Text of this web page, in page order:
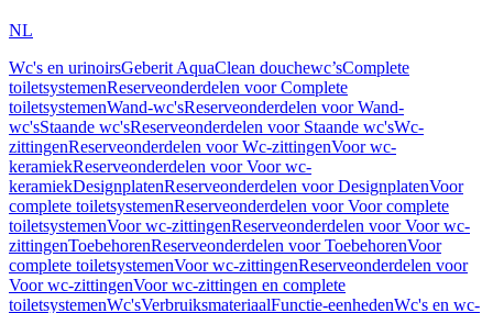
NL
Wc's en urinoirsGeberit AquaClean douchewc’sComplete
toiletsystemenReserveonderdelen voor Complete
toiletsystemenWand-wc'sReserveonderdelen voor Wand-
wc'sStaande wc'sReserveonderdelen voor Staande wc'sWc-
zittingenReserveonderdelen voor Wc-zittingenVoor wc-
keramiekReserveonderdelen voor Voor wc-
keramiekDesignplatenReserveonderdelen voor DesignplatenVoor
complete toiletsystemenReserveonderdelen voor Voor complete
toiletsystemenVoor wc-zittingenReserveonderdelen voor Voor wc-
zittingenToebehorenReserveonderdelen voor ToebehorenVoor
complete toiletsystemenVoor wc-zittingenReserveonderdelen voor
Voor wc-zittingenVoor wc-zittingen en complete
toiletsystemenWc'sVerbruiksmateriaalFunctie-eenhedenWc's en wc-